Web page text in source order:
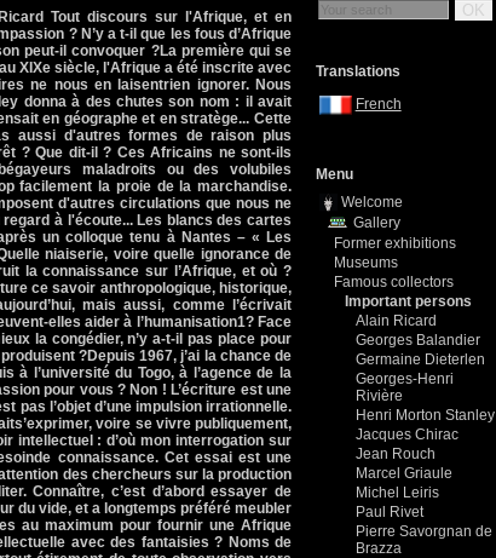
Tout discours sur l'Afrique, et en
? N’y a t-il que les fous d’Afrique
peut-il convoquer ?La première qui se
XIXe siècle, l'Afrique a été inscrite avec
ne nous en laisentrien ignorer. Nous
donna à des chutes son nom : il avait
en géographe et en stratège... Cette
aussi d'autres formes de raison plus
? Que dit-il ? Ces Africains ne sont-ils
maladroits ou des volubiles
facilement la proie de la marchandise.
d'autres circulations que nous ne
à l'écoute... Les blancs des cartes
un colloque tenu à Nantes – « Les
niaiserie, voire quelle ignorance de
la connaissance sur l’Afrique, et où ?
ce savoir anthropologique, historique,
mais aussi, comme l’écrivait
elles aider à l’humanisation1? Face
la congédier, n’y a-t-il pas place pour
?Depuis 1967, j’ai la chance de
à l’université du Togo, à l’agence de la
pour vous ? Non ! L’écriture est une
pas l’objet d’une impulsion irrationnelle.
voire se vivre publiquement,
intellectuel : d’où mon interrogation sur
connaissance. Cet essai est une
des chercheurs sur la production
Connaître, c’est d’abord essayer de
du vide, et a longtemps préféré meubler
au maximum pour fournir une Afrique
avec des fantaisies ? Noms de
OK
Translations
French
Menu
Welcome
Gallery
Former exhibitions
Museums
Famous collectors
Important persons
Alain Ricard
Georges Balandier
Germaine Dieterlen
Georges-Henri
Rivière
Henri Morton Stanley
Jacques Chirac
Jean Rouch
Marcel Griaule
Michel Leiris
Paul Rivet
Pierre Savorgnan de
Brazza